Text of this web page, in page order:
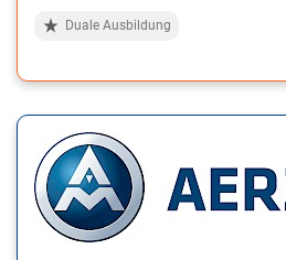
Duale Ausbildung